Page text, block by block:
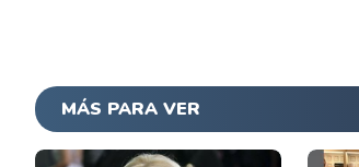
MÁS PARA VER